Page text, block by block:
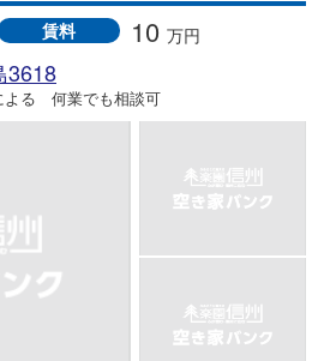
賃料 10 万円
3618
よる 何業でも相談可